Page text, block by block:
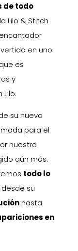
de todo
Lilo & Stitch
en uno
es
y
su nueva
para el
nuestro
aún más.
todo lo
desde su
hasta
en